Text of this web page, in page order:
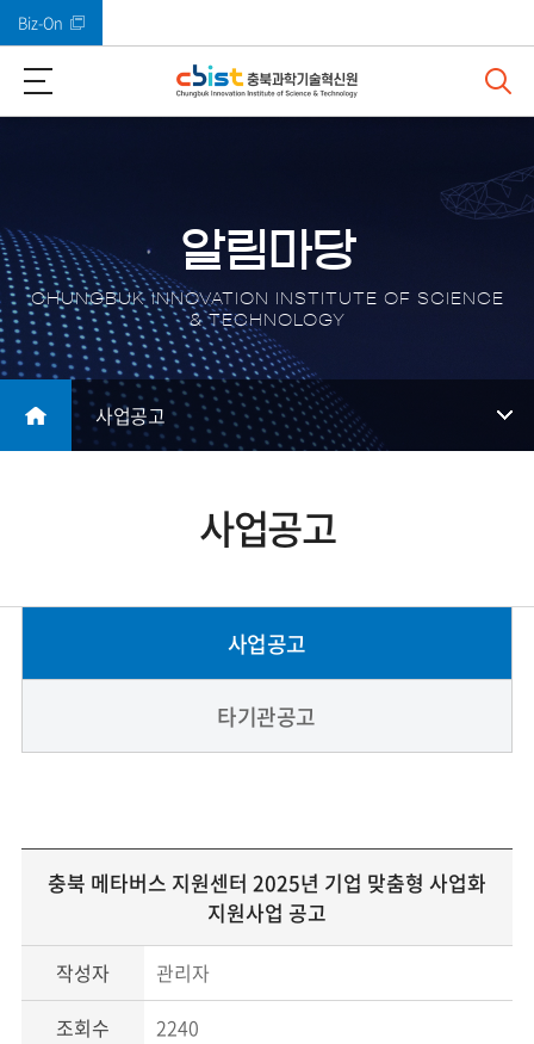
Biz-On
알림마당
CHUNGBUK INNOVATION INSTITUTE OF SCIENCE
& TECHNOLOGY
사업공고
사업공고
사업공고
타기관공고
충북 메타버스 지원센터 2025년 기업 맞춤형 사업화
지원사업 공고
작성자
관리자
조회수
2240